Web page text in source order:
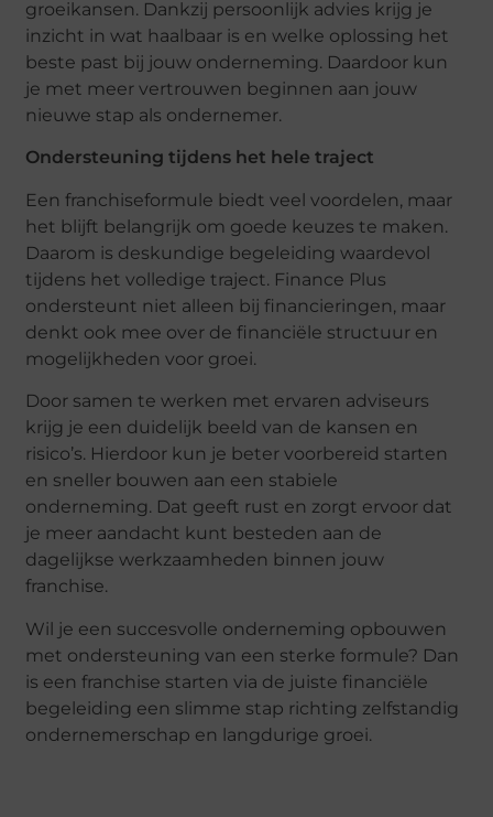
groeikansen. Dankzij persoonlijk advies krijg je
inzicht in wat haalbaar is en welke oplossing het
beste past bij jouw onderneming. Daardoor kun
je met meer vertrouwen beginnen aan jouw
nieuwe stap als ondernemer.
Ondersteuning tijdens het hele traject
Een franchiseformule biedt veel voordelen, maar
het blijft belangrijk om goede keuzes te maken.
Daarom is deskundige begeleiding waardevol
tijdens het volledige traject. Finance Plus
ondersteunt niet alleen bij financieringen, maar
denkt ook mee over de financiële structuur en
mogelijkheden voor groei.
Door samen te werken met ervaren adviseurs
krijg je een duidelijk beeld van de kansen en
risico’s. Hierdoor kun je beter voorbereid starten
en sneller bouwen aan een stabiele
onderneming. Dat geeft rust en zorgt ervoor dat
je meer aandacht kunt besteden aan de
dagelijkse werkzaamheden binnen jouw
franchise.
Wil je een succesvolle onderneming opbouwen
met ondersteuning van een sterke formule? Dan
is een franchise starten via de juiste financiële
begeleiding een slimme stap richting zelfstandig
ondernemerschap en langdurige groei.